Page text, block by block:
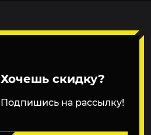
Хочешь скидку?
Подпишись на рассылку!